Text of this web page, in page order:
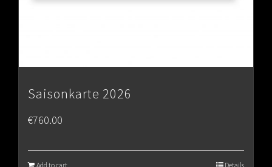
Saisonkarte 2026
€760.00
Add to cart Details